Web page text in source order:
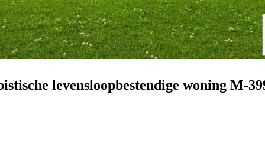
levensloopbestendige woning M-